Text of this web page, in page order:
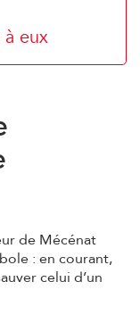
eux
de Mécénat
: en courant,
celui d’un